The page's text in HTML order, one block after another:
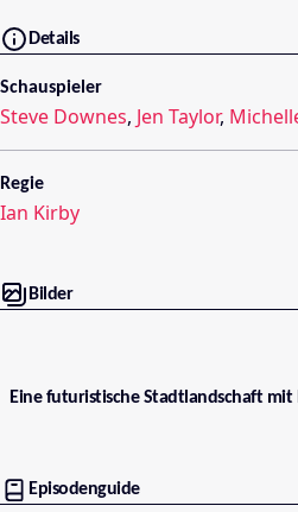
Details
Schauspieler
Steve Downes, Jen Taylor,
Regie
Ian Kirby
Bilder
Eine futuristische Stadtlandschaft mit
Episodenguide